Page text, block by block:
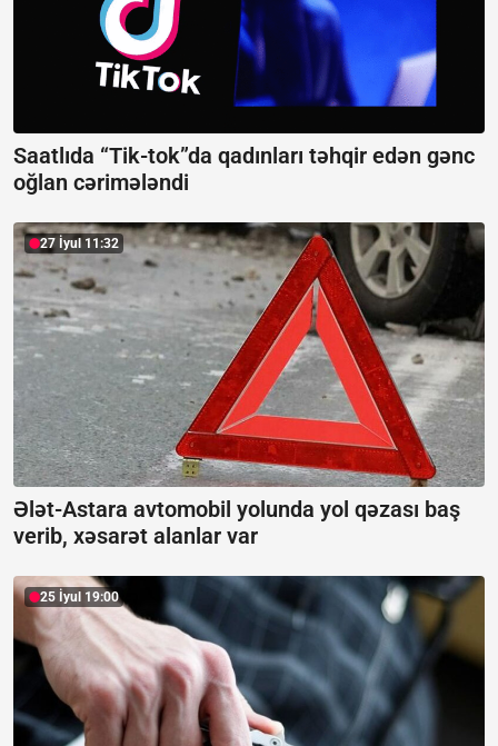
Saatlıda “Tik-tok”da qadınları təhqir edən gənc
oğlan cərimələndi
27 İyul 11:32
Ələt-Astara avtomobil yolunda yol qəzası baş
verib, xəsarət alanlar var
25 İyul 19:00